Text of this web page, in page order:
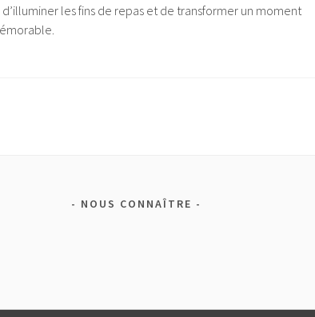
les fins de repas et de transformer un moment
NOUS CONNAÎTRE